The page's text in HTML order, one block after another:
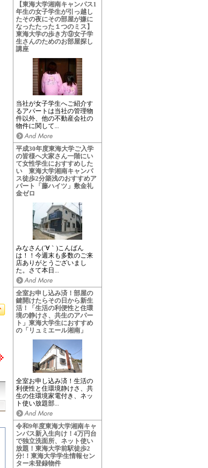
【東海大学湘南キャンパス1
年生の女子学生が引っ越し
たその夜にその部屋が嫌に
なったたった１つのミス】
東海大学の歩き方⑨女子学
生さんのためのお部屋探し
講座
当社が女子学生へご紹介す
るアパートは当社の管理物
件以外、他の不動産会社の
物件に関して...
平成30年度東海大学ご入学
の皆様へ大家さん一階にい
て女性学生におすすめした
い 東海大学湘南キャンパ
ス徒歩2分築浅のおすすめア
パート「藤ハイツ」敷金礼
金ゼロ
みなさん(´∀｀)こんばん
は！！今週末も多数のご来
店ありがとうございまし
た。さて本日...
全室お申し込み済！部屋の
鍵開けたらその日から新生
活！「生活の利便性と住環
境の静けさ、共生のアパー
ト」東海大学生におすすめ
の「リュミエール湘南」
全室お申し込み済！生活の
利便性と住環境静けさ、共
生の住環境家電付き、ネッ
ト使い放題部...
令和9年度東海大学湘南キャ
ンパス新入生向け！4万円台
で独立洗面所、ネット使い
放題！東海大学前駅徒歩2
分!！東海大学学生情報セン
ター未登録物件